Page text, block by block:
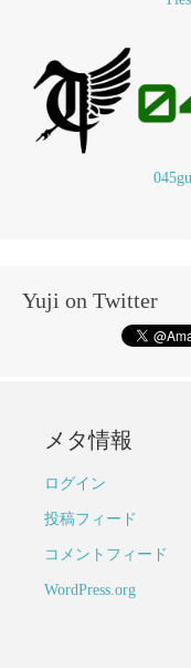
Yuji on Twitter
メタ情報
ログイン
投稿フィード
コメントフィード
WordPress.org